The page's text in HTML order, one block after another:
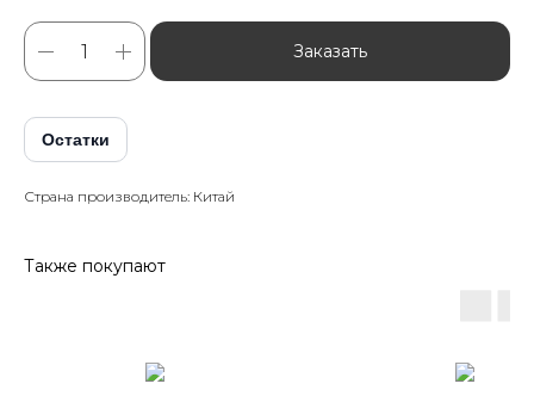
Заказать
Остатки
Страна производитель: Китай
Также покупают